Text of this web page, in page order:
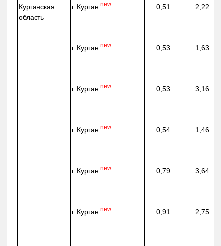
Курганская
область
г. Курган new 0,51 2,22
г. Курган new 0,53 1,63
г. Курган new 0,53 3,16
г. Курган new 0,54 1,46
г. Курган new 0,79 3,64
г. Курган new 0,91 2,75